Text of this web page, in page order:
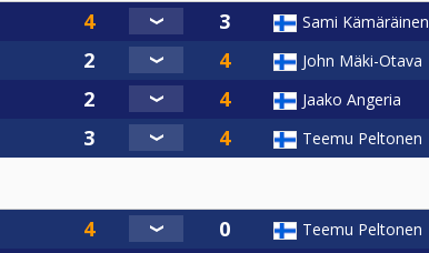
Sami Kämäräinen
John Mäki-Otava
Jaako Angeria
Teemu Peltonen
Teemu Peltonen